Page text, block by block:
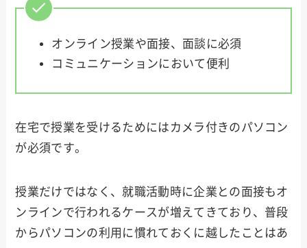
オンライン授業や面接、面談に必須
コミュニケーションにおいて便利
在宅で授業を受けるためにはカメラ付きのパソコン
が必須です。
授業だけではなく、就職活動時に企業との面接もオ
ンラインで行われるケースが増えてきており、普段
からパソコンの利用に慣れておくに越したことはあ